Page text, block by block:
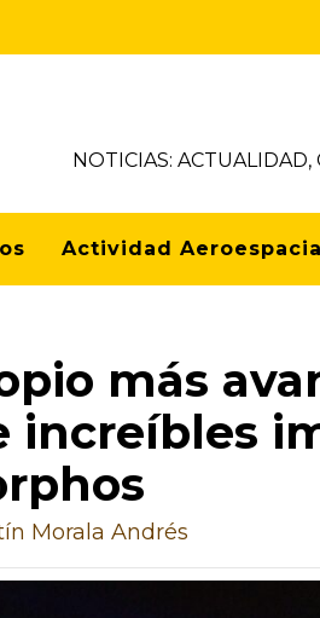
NOTICIAS:
Actividad
más
increíbles
Morala Andrés